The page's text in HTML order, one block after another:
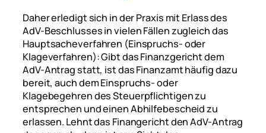
Daher erledigt sich in der Praxis mit Erlass des
AdV-Beschlusses in vielen Fällen zugleich das
Hauptsacheverfahren (Einspruchs- oder
Klageverfahren): Gibt das Finanzgericht dem
AdV-Antrag statt, ist das Finanzamt häufig dazu
bereit, auch dem Einspruchs- oder
Klagebegehren des Steuerpflichtigen zu
entsprechen und einen Abhilfebescheid zu
erlassen. Lehnt das Finangericht den AdV-Antrag